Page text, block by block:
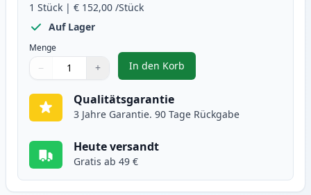
1 Stück | € 152,00 /Stück
Auf Lager
Menge
Verwenden Sie die Tasten, um anzupassen
− +
1
In den Korb
, Brother TN910Y gelb XXL toner
Qualitätsgarantie
3 Jahre Garantie. 90 Tage Rückgabe
Heute versandt
Gratis ab 49 €